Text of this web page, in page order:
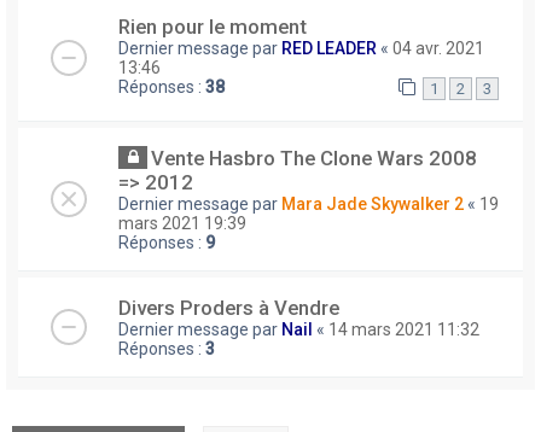
Rien pour le moment
Dernier message par RED LEADER « 04 avr. 2021
13:46
Réponses : 38 1 2 3
Vente Hasbro The Clone Wars 2008
=> 2012
Dernier message par Mara Jade Skywalker 2 « 19
mars 2021 19:39
Réponses : 9
Divers Proders à Vendre
Dernier message par Nail « 14 mars 2021 11:32
Réponses : 3